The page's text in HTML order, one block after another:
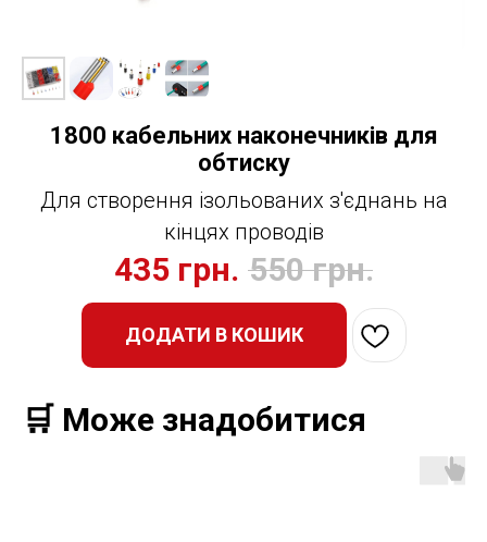
1800 кабельних наконечників для
обтиску
Для створення ізольованих з'єднань на
кінцях проводів
435 грн. 550 грн.
ДОДАТИ В КОШИК
🛒 Може знадобитися